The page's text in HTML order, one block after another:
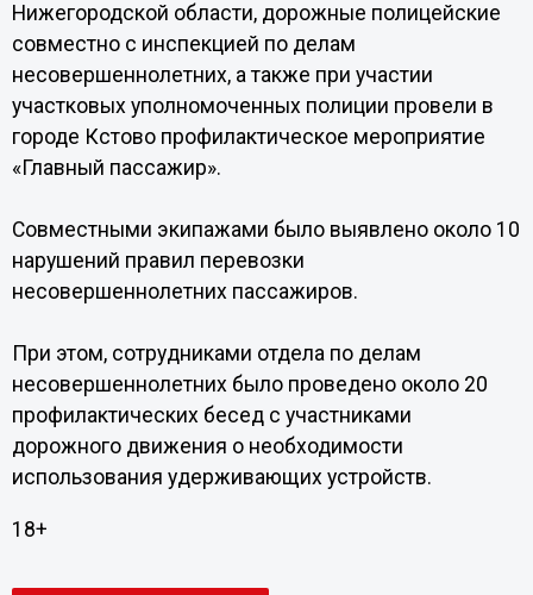
Нижегородской области, дорожные полицейские
совместно с инспекцией по делам
несовершеннолетних, а также при участии
участковых уполномоченных полиции провели в
городе Кстово профилактическое мероприятие
«Главный пассажир».
Совместными экипажами было выявлено около 10
нарушений правил перевозки
несовершеннолетних пассажиров.
При этом, сотрудниками отдела по делам
несовершеннолетних было проведено около 20
профилактических бесед с участниками
дорожного движения о необходимости
использования удерживающих устройств.
18+